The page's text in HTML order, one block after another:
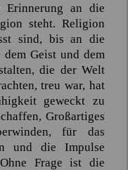
Erinnerung an die
steht. Religion
sind, bis an die
Geist und dem
die der Welt
treu war, hat
geweckt zu
Großartiges
für das
und die Impulse
Frage ist die